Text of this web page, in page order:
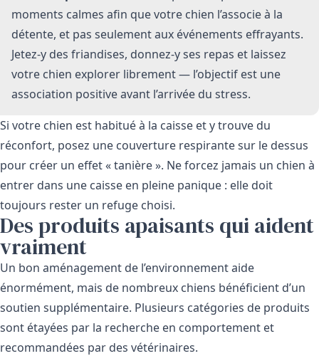
moments calmes afin que votre chien l’associe à la
détente, et pas seulement aux événements effrayants.
Jetez-y des friandises, donnez-y ses repas et laissez
votre chien explorer librement — l’objectif est une
association positive avant l’arrivée du stress.
Si votre chien est habitué à la caisse et y trouve du
réconfort, posez une couverture respirante sur le dessus
pour créer un effet « tanière ». Ne forcez jamais un chien à
entrer dans une caisse en pleine panique : elle doit
toujours rester un refuge choisi.
Des produits apaisants qui aident
vraiment
Un bon aménagement de l’environnement aide
énormément, mais de nombreux chiens bénéficient d’un
soutien supplémentaire. Plusieurs catégories de produits
sont étayées par la recherche en comportement et
recommandées par des vétérinaires.